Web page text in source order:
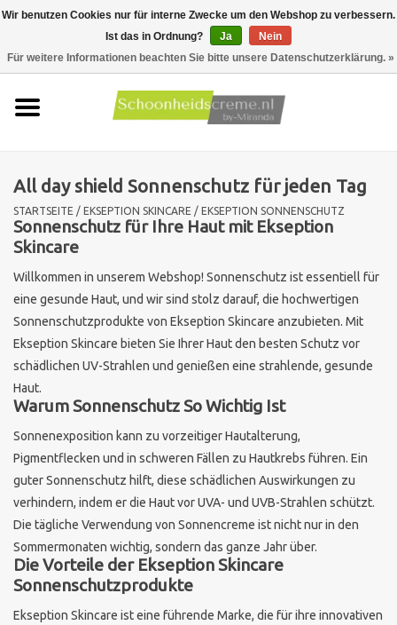
Produkte
Hautprobleme
Männer pflege
Aktionen
Neu !!
Sothys Paris
Mila d'Opiz
Bernard cassiere
Pascaud
All day shield Sonnenschutz für jeden Tag
STARTSEITE / EKSEPTION SKINCARE / EKSEPTION SONNENSCHUTZ
Sonnenschutz für Ihre Haut mit Ekseption
Skincare
Willkommen in unserem Webshop! Sonnenschutz ist essentiell für
eine gesunde Haut, und wir sind stolz darauf, die hochwertigen
Sonnenschutzprodukte von Ekseption Skincare anzubieten. Mit
Ekseption Skincare bieten Sie Ihrer Haut den besten Schutz vor
schädlichen UV-Strahlen und genießen eine strahlende, gesunde
Haut.
Warum Sonnenschutz So Wichtig Ist
Sonnenexposition kann zu vorzeitiger Hautalterung,
Pigmentflecken und in schweren Fällen zu Hautkrebs führen. Ein
guter Sonnenschutz hilft, diese schädlichen Auswirkungen zu
verhindern, indem er die Haut vor UVA- und UVB-Strahlen schützt.
Die tägliche Verwendung von Sonnencreme ist nicht nur in den
Sommermonaten wichtig, sondern das ganze Jahr über.
Die Vorteile der Ekseption Skincare
Sonnenschutzprodukte
Ekseption Skincare ist eine führende Marke, die für ihre innovativen
Wir benutzen Cookies nur für interne Zwecke um den Webshop zu verbessern.
Ist das in Ordnung?
Ja
Nein
Für weitere Informationen beachten Sie bitte unsere Datenschutzerklärung. »